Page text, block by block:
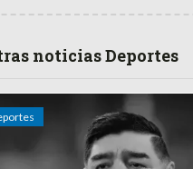
noticias Deportes